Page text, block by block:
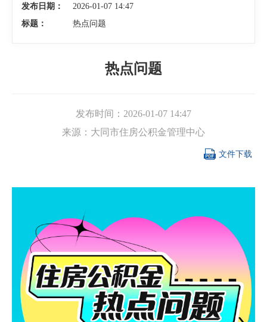
发布日期：
2026-01-07 14:47
标题：
热点问题
热点问题
发布时间： 2026-01-07 14:47
来源： 大同市住房公积金管理中心
 文件下载